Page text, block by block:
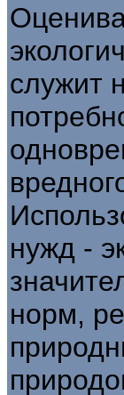
служит
нужд -
норм,